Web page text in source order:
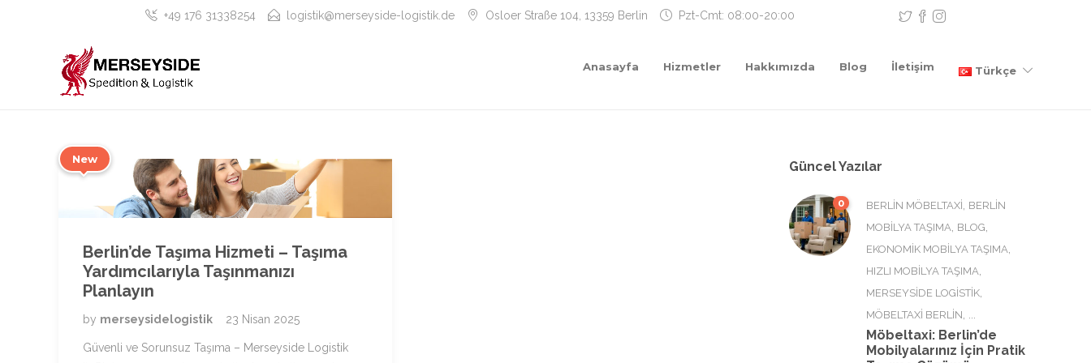
+49 176 31338254 logistik@merseyside-logistik.de Osloer Straße 104, 13359 Berlin Pzt-Cmt: 08:00-20:00
Anasayfa Hizmetler Hakkımızda Blog İletişim Türkçe
New
Berlin’de Taşıma Hizmeti – Taşıma
Yardımcılarıyla Taşınmanızı
Planlayın
by merseysidelogistik 23 Nisan 2025
Güvenli ve Sorunsuz Taşıma – Merseyside Logistik
Güncel Yazılar
0 BERLIN MÖBELTAXI BERLIN
MOBILYA TAŞIMA BLOG
EKONOMIK MOBILYA TAŞIMA
HIZLI MOBILYA TAŞIMA
MERSEYSIDE LOGISTIK
MÖBELTAXI BERLIN
Möbeltaxi: Berlin’de
Mobilyalarınız İçin Pratik